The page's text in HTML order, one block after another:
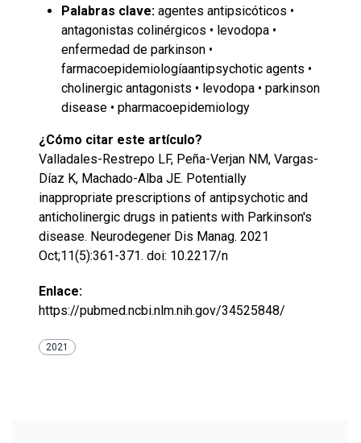
Palabras clave: agentes antipsicóticos •
antagonistas colinérgicos • levodopa •
enfermedad de parkinson •
farmacoepidemiologíaantipsychotic agents •
cholinergic antagonists • levodopa • parkinson
disease • pharmacoepidemiology
¿Cómo citar este artículo?
Valladales-Restrepo LF, Peña-Verjan NM, Vargas-
Díaz K, Machado-Alba JE. Potentially
inappropriate prescriptions of antipsychotic and
anticholinergic drugs in patients with Parkinson's
disease. Neurodegener Dis Manag. 2021
Oct;11(5):361-371. doi: 10.2217/n
Enlace:
https://pubmed.ncbi.nlm.nih.gov/34525848/
2021